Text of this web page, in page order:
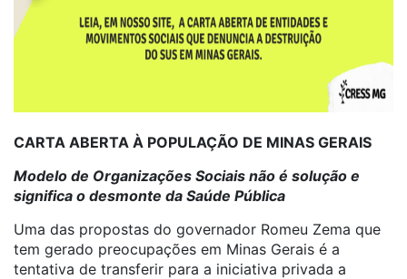
CARTA ABERTA À POPULAÇÃO DE MINAS GERAIS
Modelo de Organizações Sociais não é solução e
significa o desmonte da Saúde Pública
Uma das propostas do governador Romeu Zema que
tem gerado preocupações em Minas Gerais é a
tentativa de transferir para a iniciativa privada a